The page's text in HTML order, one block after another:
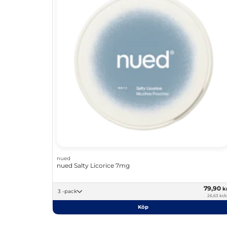
nued
nued Salty Licorice 7mg
3 -pack 79,90
26,63 kr/
Köp